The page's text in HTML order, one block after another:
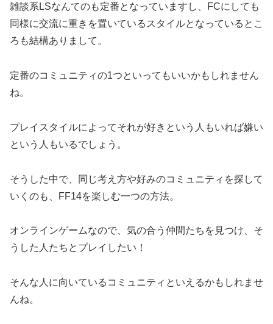
雑談系LSなんてのも定番となっていますし、FCにしても
同様に交流に重きを置いているスタイルとなっているとこ
ろも結構ありまして。
定番のコミュニティの1つといってもいいかもしれません
ね。
プレイスタイルによってそれが好きという人もいれば嫌い
という人もいるでしょう。
そうした中で、同じ考え方や好みのコミュニティを探して
いくのも、FF14を楽しむ一つの方法。
オンラインゲームなので、気の合う仲間たちを見つけ、そ
うした人たちとプレイしたい！
そんな人に向いているコミュニティといえるかもしれませ
んね。